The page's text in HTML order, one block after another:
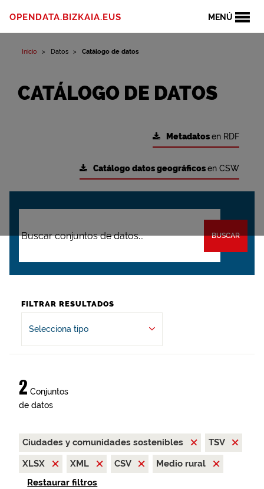
MENÚ
OPENDATA.BIZKAIA.EUS
Inicio Datos Catálogo de datos
CATÁLOGO DE DATOS
Metadatosen RDF
Catálogo datos geográficosen CSW
BUSCAR
FILTRAR RESULTADOS
Selecciona tipo
2 Conjuntos
de datos
Ciudades y comunidades sostenibles
TSV
XLSX
XML CSV
Medio rural
Restaurar filtros